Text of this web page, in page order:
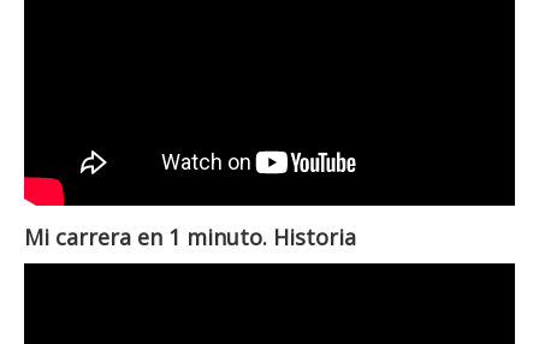
Mi carrera en 1 minuto. Historia